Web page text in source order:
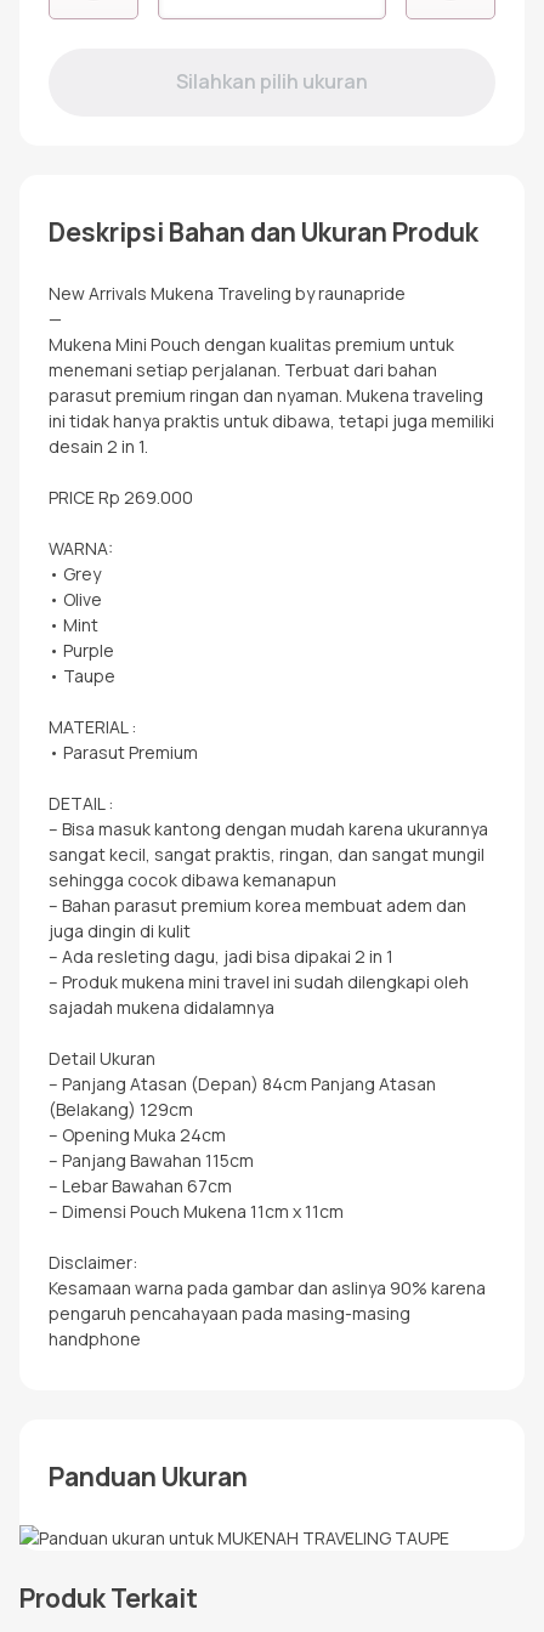
MUKENAH
Deskripsi Bahan dan Ukuran Produk
New Arrivals Mukena Traveling by raunapride
—
Mukena Mini Pouch dengan kualitas premium untuk
menemani setiap perjalanan. Terbuat dari bahan
parasut premium ringan dan nyaman. Mukena traveling
ini tidak hanya praktis untuk dibawa, tetapi juga memiliki
desain 2 in 1.
PRICE Rp 269.000
WARNA:
• Grey
• Olive
• Mint
• Purple
• Taupe
MATERIAL :
• Parasut Premium
DETAIL :
– Bisa masuk kantong dengan mudah karena ukurannya
sangat kecil, sangat praktis, ringan, dan sangat mungil
sehingga cocok dibawa kemanapun
– Bahan parasut premium korea membuat adem dan
juga dingin di kulit
– Ada resleting dagu, jadi bisa dipakai 2 in 1
– Produk mukena mini travel ini sudah dilengkapi oleh
sajadah mukena didalamnya
Detail Ukuran
– Panjang Atasan (Depan) 84cm Panjang Atasan
(Belakang) 129cm
– Opening Muka 24cm
– Panjang Bawahan 115cm
– Lebar Bawahan 67cm
– Dimensi Pouch Mukena 11cm x 11cm
Disclaimer:
Kesamaan warna pada gambar dan aslinya 90% karena
pengaruh pencahayaan pada masing-masing
handphone
Panduan Ukuran
Produk Terkait